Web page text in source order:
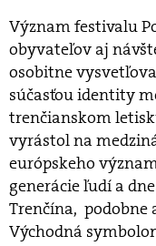
Význam festivalu
obyvateľov aj
osobitne
súčasťou identity
trenčianskom
vyrástol na
európskeho
generácie ľudí a
Trenčína, podobne
Východná